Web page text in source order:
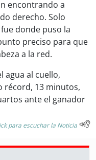
encontrando a
derecho. Solo
donde puso la
preciso para que
a la red.
agua al cuello,
récord, 13 minutos,
ante el ganador
para escuchar la Noticia